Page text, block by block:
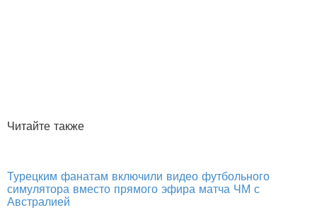
Читайте также
Турецким фанатам включили видео футбольного
симулятора вместо прямого эфира матча ЧМ с
Австралией